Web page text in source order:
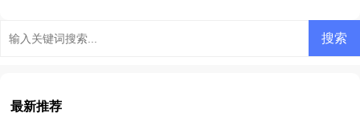
用15篇)
最新推荐